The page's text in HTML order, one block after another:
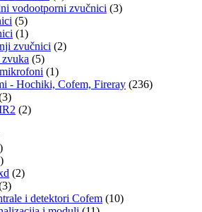
vodootporni zvučnici (3)
(5)
(1)
zvučnici (2)
(5)
(1)
- Hochiki, Cofem, Fireray (236)
(2)
(2)
i detektori Cofem (10)